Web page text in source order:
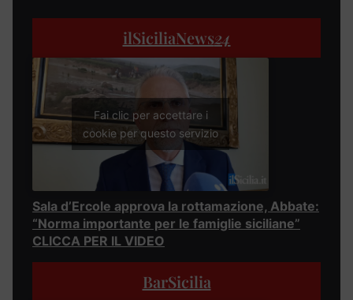
ilSiciliaNews24
Fai clic per accettare i
cookie per questo servizio
Sala d’Ercole approva la rottamazione, Abbate:
“Norma importante per le famiglie siciliane”
CLICCA PER IL VIDEO
BarSicilia